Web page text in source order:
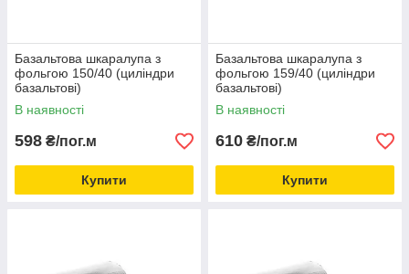
Базальтова шкаралупа з
фольгою 150/40 (циліндри
базальтові)
В наявності
598 ₴/пог.м
Купити
Базальтова шкаралупа з
фольгою 159/40 (циліндри
базальтові)
В наявності
610 ₴/пог.м
Купити